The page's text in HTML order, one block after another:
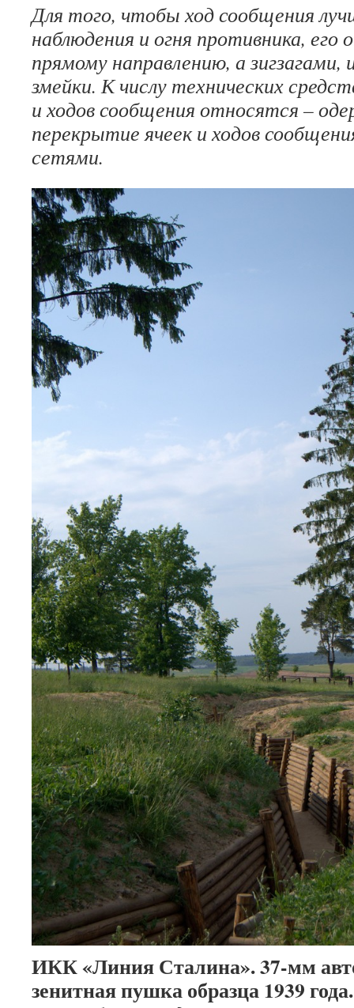
Для того, чтобы ход сообщения
наблюдения и огня противника,
прямому направлению, а зигзагами,
змейки. К числу технических
и ходов сообщения относятся –
перекрытие ячеек и ходов
сетями.
ИКК «Линия Сталина». 37-мм
зенитная пушка образца 1939